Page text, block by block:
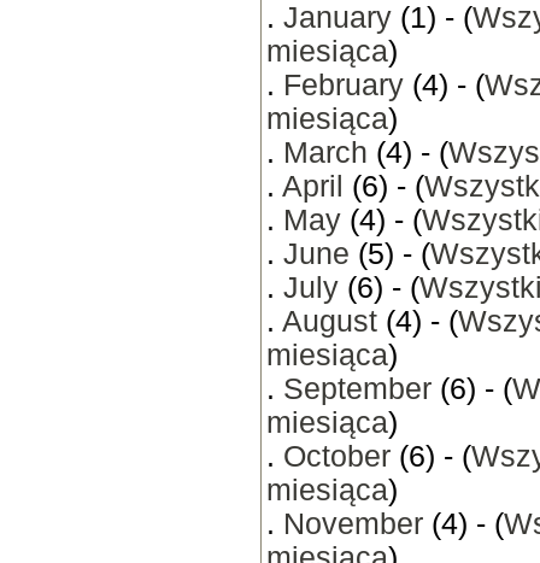
. January (1) - (
miesiąca)
. February (4) - (
miesiąca)
. March (4) - (
. April (6) - (
. May (4) - (
. June (5) - (
. July (6) - (
. August (4) - (
miesiąca)
. September (6) - (
miesiąca)
. October (6) - (
miesiąca)
. November (4) - (